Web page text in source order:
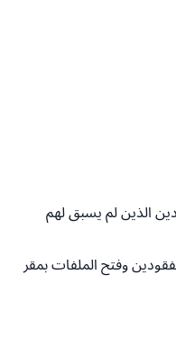
الذين لم يسبق لهم
وفتح الملفات بمقر